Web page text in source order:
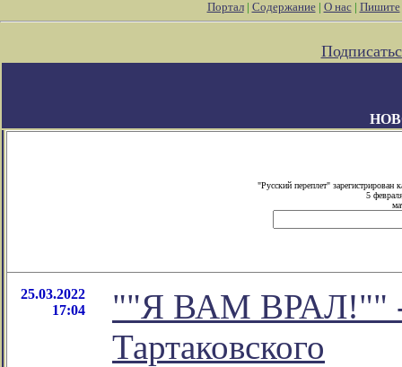
Портал| Содержание| О нас| Пишите
"Русский переплет"
5
25.03.2022
17:04
""Я ВАМ ВРАЛ!"" -
Тартаковского